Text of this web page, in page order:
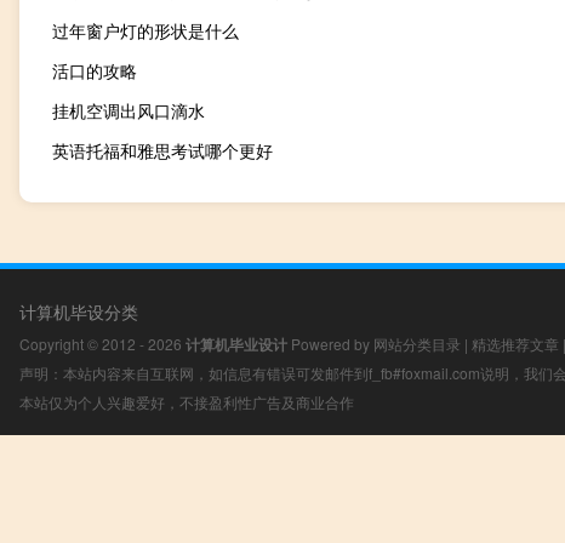
过年窗户灯的形状是什么
活口的攻略
挂机空调出风口滴水
英语托福和雅思考试哪个更好
计算机毕设分类
Copyright © 2012 - 2026 计算机毕业设计 Powered by 网站分类目录 | 精选推荐文章 |
声明：本站内容来自互联网，如信息有错误可发邮件到f_fb#foxmail.com说明，我们
本站仅为个人兴趣爱好，不接盈利性广告及商业合作